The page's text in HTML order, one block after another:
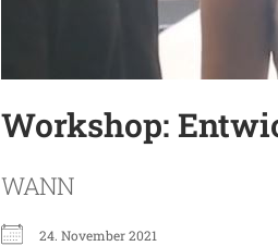
Workshop:
WANN
24. November 2021